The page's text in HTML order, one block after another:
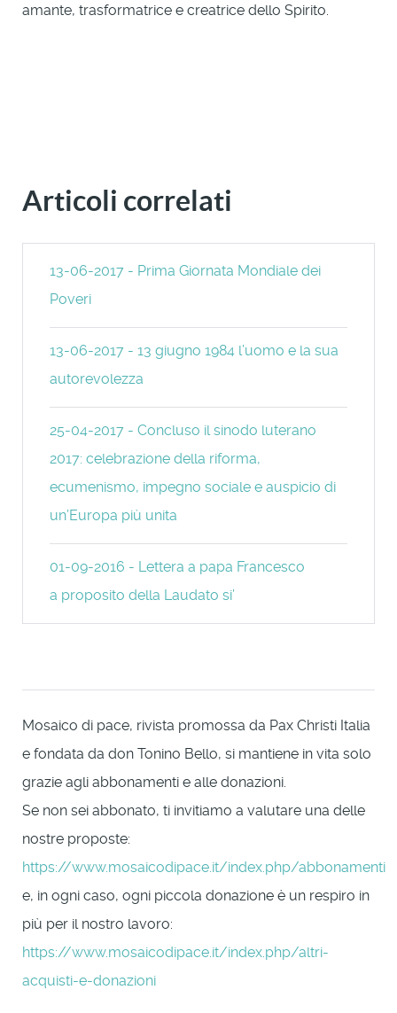
amante, trasformatrice e creatrice dello Spirito.
Articoli correlati
13-06-2017 - Prima Giornata Mondiale dei
Poveri
13-06-2017 - 13 giugno 1984 l’uomo e la sua
autorevolezza
25-04-2017 - Concluso il sinodo luterano
2017: celebrazione della riforma,
ecumenismo, impegno sociale e auspicio di
un’Europa più unita
01-09-2016 - Lettera a papa Francesco
a proposito della Laudato si’
Mosaico di pace, rivista promossa da Pax Christi Italia
e fondata da don Tonino Bello, si mantiene in vita solo
grazie agli abbonamenti e alle donazioni.
Se non sei abbonato, ti invitiamo a valutare una delle
nostre proposte:
https://www.mosaicodipace.it/index.php/abbonamenti
e, in ogni caso, ogni piccola donazione è un respiro in
più per il nostro lavoro:
https://www.mosaicodipace.it/index.php/altri-
acquisti-e-donazioni